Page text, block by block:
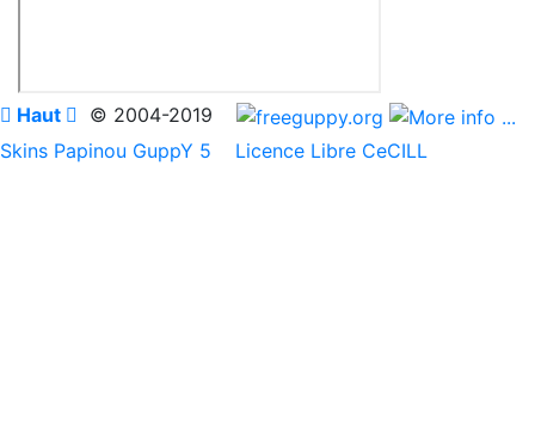
 Haut  © 2004-2019
Skins Papinou GuppY 5
Licence Libre CeCILL